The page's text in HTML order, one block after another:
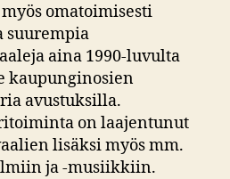
omatoimisesti
suurempia
aina 1990-luvulta
kaupunginosien
avustuksilla.
on laajentunut
lisäksi myös mm.
ja -musiikkiin.